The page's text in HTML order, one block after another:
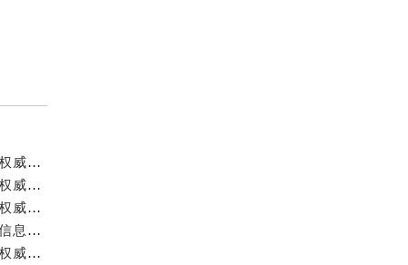
成都宝珀官方售后服务中心｜详细地址与官方服务热线权威信息公示（2026年7月最新）
成都宝珀官方售后服务中心｜官方热线及全部网点地址权威信息公示（2026年7月最新）
成都宝珀官方售后服务中心｜最新官方地址和维修热线权威信息公示（2026年7月最新）
成都宝珀官方售后服务中心｜完整地址及服务热线权威信息公示（2026年7月最新）
成都宝珀官方售后服务中心｜全新地址与官方售后热线权威信息公示（2026年7月最新）